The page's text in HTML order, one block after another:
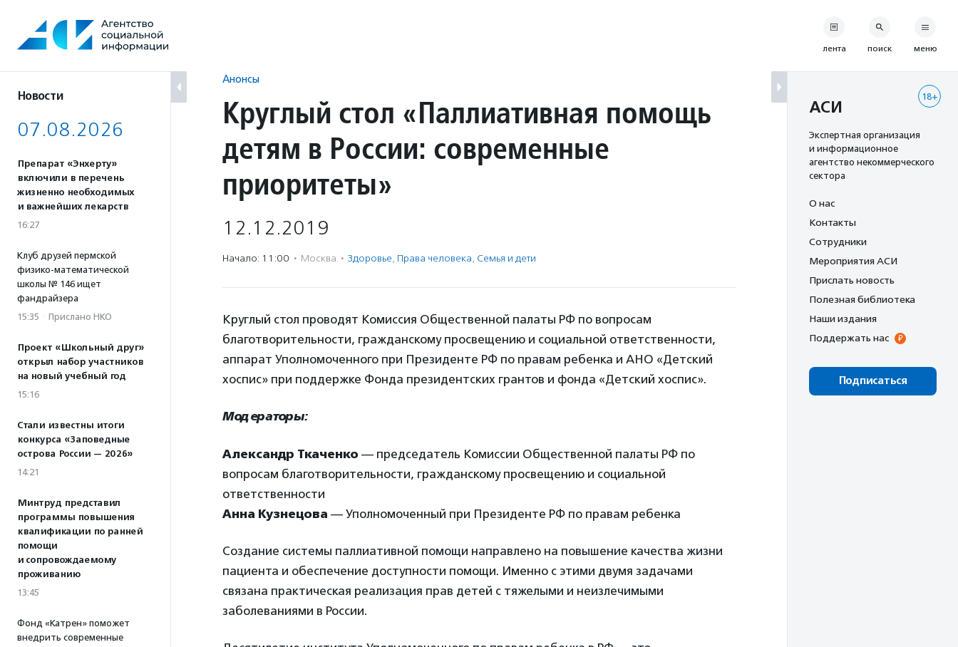
содержанию
Новости
07.08.2026
Препарат «Энхерту»
включили в перечень
жизненно необходимых
и важнейших лекарств
16:27
Клуб друзей пермской
физико-математической
школы № 146 ищет
фандрайзера
15:35 · Прислано НКО
Проект «Школьный друг»
открыл набор участников
на новый учебный год
15:16
Стали известны итоги
конкурса «Заповедные
острова России — 2026»
14:21
Минтруд представил
программы повышения
квалификации по ранней
помощи
и сопровождаемому
проживанию
13:45
Фонд «Катрен» поможет
внедрить современные
Анонсы
Круглый стол «Паллиативная помощь
детям в России: современные
приоритеты»
12.12.2019
Начало: 11:00 · Москва · Здоровье, Права человека, Семья и дети
Круглый стол проводят Комиссия Общественной палаты РФ по вопросам
благотворительности, гражданскому просвещению и социальной ответственности,
аппарат Уполномоченного при Президенте РФ по правам ребенка и АНО «Детский
хоспис» при поддержке Фонда президентских грантов и фонда «Детский хоспис».
Модераторы:
Александр Ткаченко — председатель Комиссии Общественной палаты РФ по
вопросам благотворительности, гражданскому просвещению и социальной
ответственности
Анна Кузнецова — Уполномоченный при Президенте РФ по правам ребенка
Создание системы паллиативной помощи направлено на повышение качества жизни
пациента и обеспечение доступности помощи. Именно с этими двумя задачами
связана практическая реализация прав детей с тяжелыми и неизлечимыми
заболеваниями в России.
лента поиск меню
18+
АСИ
Экспертная организация
и информационное
агентство некоммерческого
сектора
О нас
Контакты
Сотрудники
Мероприятия АСИ
Прислать новость
Полезная библиотека
Наши издания
Поддержать нас
Подписаться